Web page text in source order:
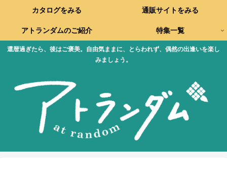
還暦過ぎたら、後はご褒美。自由気ままに、とらわれず、偶然の出逢いを楽し
みましょう。
カタログをみる 通販サイトをみる
アトランダムのご紹介 特集一覧